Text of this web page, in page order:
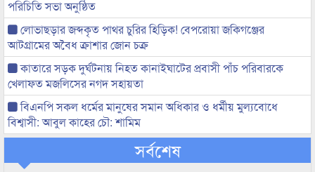
পরিচিতি সভা অনুষ্ঠিত
লোভাছড়ার জব্দকৃত পাথর চুরির হিড়িক! বেপরোয়া জকিগঞ্জের
আটগ্রামের অবৈধ ক্রাশার জোন চক্র
কাতারে সড়ক দুর্ঘটনায় নিহত কানাইঘাটের প্রবাসী পাঁচ পরিবারকে
খেলাফত মজলিসের নগদ সহায়তা
বিএনপি সকল ধর্মের মানুষের সমান অধিকার ও ধর্মীয় মুল্যবোধে
বিশ্বাসী: আবুল কাহের চৌ: শামিম
সর্বশেষ